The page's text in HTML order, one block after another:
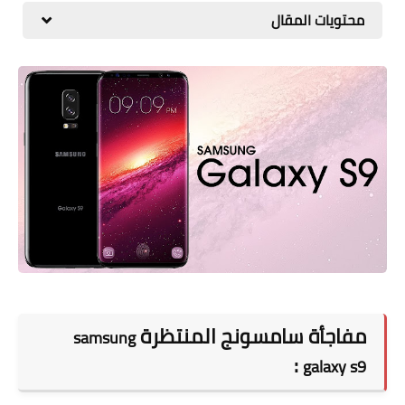
محتويات المقال
مفاجأة سامسونج المنتظرةsamsung
galaxy s9
: